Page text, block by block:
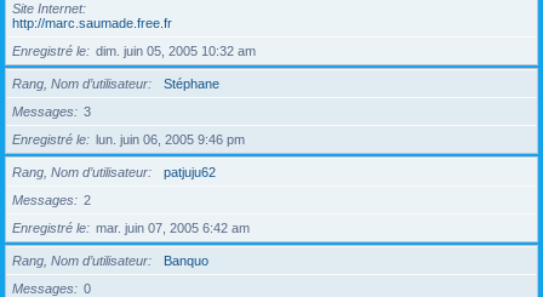
Site Internet
http://marc.saumade.free.fr
Enregistré le
dim. juin 05, 2005 10:32 am
Rang, Nom d’utilisateur
Stéphane
Messages
3
Enregistré le
lun. juin 06, 2005 9:46 pm
Rang, Nom d’utilisateur
patjuju62
Messages
2
Enregistré le
mar. juin 07, 2005 6:42 am
Rang, Nom d’utilisateur
Banquo
Messages
0